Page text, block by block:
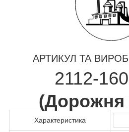
АРТИКУЛ ТА
2112-
(Дорожня
Характеристика